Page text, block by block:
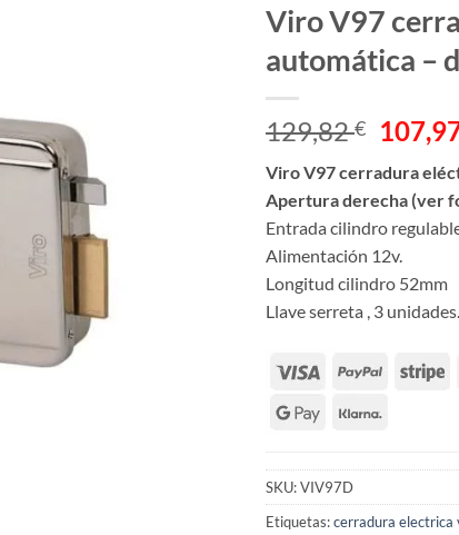
Viro V97
automática –
129,82€
El
precio
era:
129,82
Viro V97 cerradura
Apertura derecha (ver
Entrada cilindro
Alimentación 12v.
Longitud cilindro 52mm
Llave serreta , 3 unidades.
SKU:VIV97D
Etiquetas:cerradura electrica